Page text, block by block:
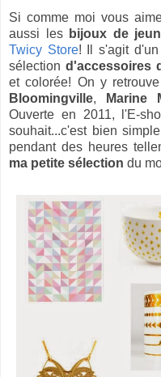
Si comme moi vous
aussi les bijoux de
Twicy Store! Il s'agit
sélectiond'accessoires
et colorée! On y
Bloomingville, Marine
Ouverte en 2011, l'E-
souhait...c'est bien
pendant des heures
ma petite sélection du